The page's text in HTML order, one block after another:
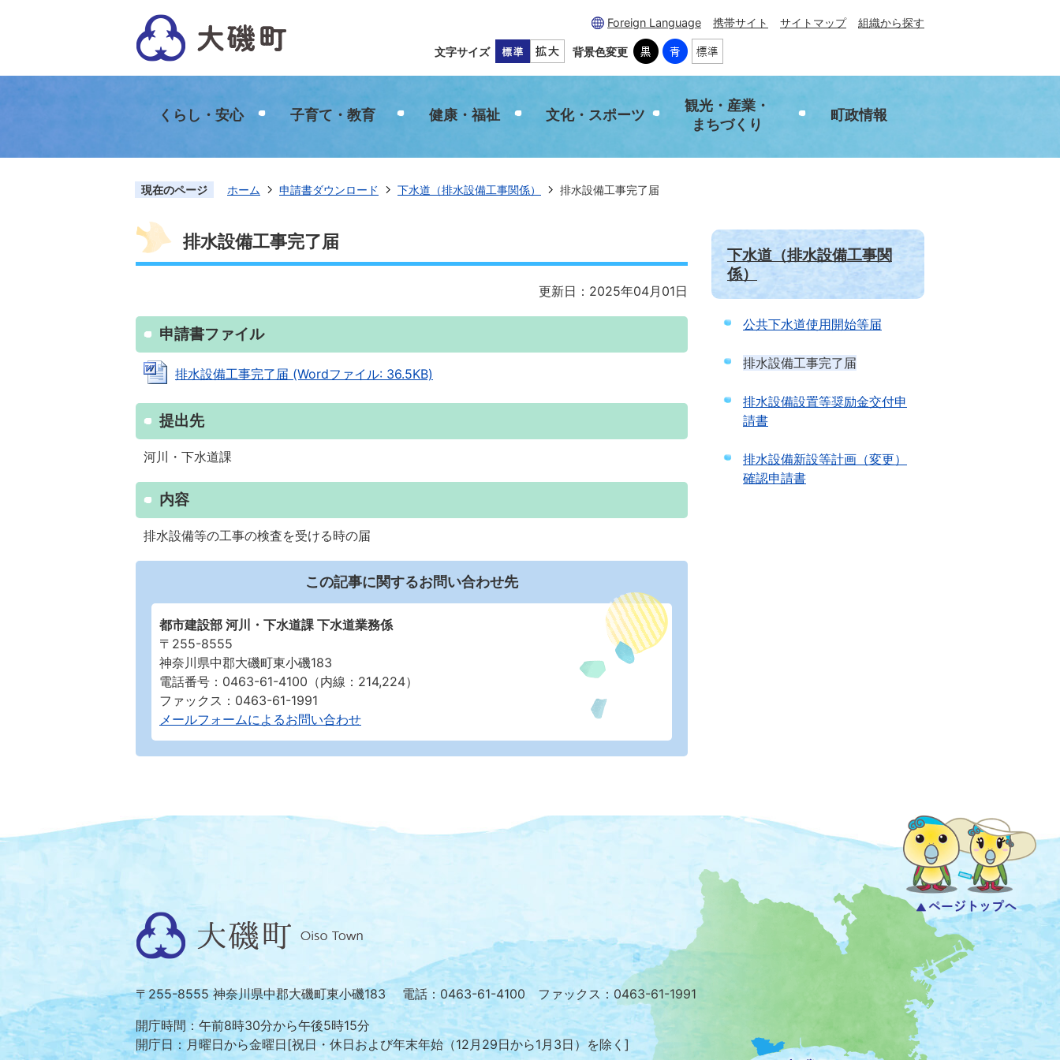
Foreign Language 携帯サイト サイトマップ 組織から探す
文字サイズ 背景色変更
くらし・安心 子育て・教育 健康・福祉 文化・スポーツ
観光・産業・
まちづくり
町政情報
現在のページ ホーム 申請書ダウンロード 下水道（排水設備工事関係） 排水設備工事完了届
排水設備工事完了届
更新日：2025年04月01日
申請書ファイル
排水設備工事完了届 (Wordファイル: 36.5KB)
提出先
河川・下水道課
内容
排水設備等の工事の検査を受ける時の届
この記事に関するお問い合わせ先
都市建設部 河川・下水道課 下水道業務係
〒255-8555
神奈川県中郡大磯町東小磯183
電話番号：0463-61-4100（内線：214,224）
ファックス：0463-61-1991
メールフォームによるお問い合わせ
下水道（排水設備工事関
係）
公共下水道使用開始等届
排水設備工事完了届
排水設備設置等奨励金交付申
請書
排水設備新設等計画（変更）
確認申請書
位
置
を
記
し
地
大
磯
Oiso
Town
〒255-8555 神奈川県中郡大磯町東小磯183 電話：0463-61-4100 ファックス：0463-61-1991
開庁時間：午前8時30分から午後5時15分
開庁日：月曜日から金曜日[祝日・休日および年末年始（12月29日から1月3日）を除く]